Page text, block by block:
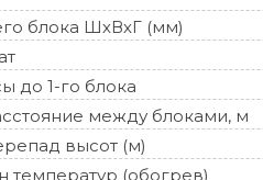
блока ШхВхГ (мм)
до 1-го блока
между блоками, м
высот (м)
температур (обогрев)